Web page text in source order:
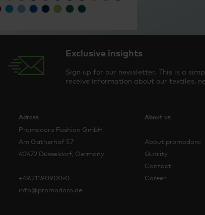
Exclusive insights
Sign up for our newsletter. This is a
receive information about our textiles,
Adress
Promodoro Fashion GmbH
Am Gatherhof 57
40472 Düsseldorf, Germany
+49.211.90900-0
info@promodoro.de
About us
About promodoro
Quality
Contact
Career